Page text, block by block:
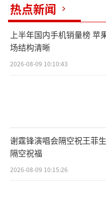
热点新闻
上半年国内手机销量榜 苹
场结构清晰
2026-08-09 10:10:43
谢霆锋演唱会隔空祝王菲
隔空祝福
2026-08-09 10:15:26